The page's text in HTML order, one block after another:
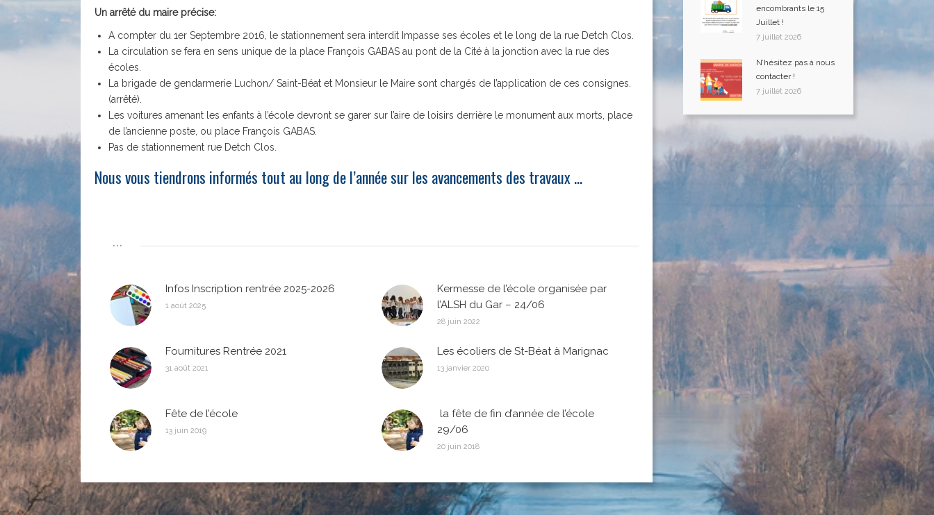
Un arrêté du maire précise:
A compter du 1er Septembre 2016, le stationnement sera interdit Impasse ses écoles et le long de la rue Detch Clos.
La circulation se fera en sens unique de la place François GABAS au pont de la Cité à la jonction avec la rue des
écoles.
La brigade de gendarmerie Luchon/ Saint-Béat et Monsieur le Maire sont chargés de l’application de ces consignes.
(arrêté).
Les voitures amenant les enfants à l’école devront se garer sur l’aire de loisirs derrière le monument aux morts, place
de l’ancienne poste, ou place François GABAS.
Pas de stationnement rue Detch Clos.
Nous vous tiendrons informés tout au long de l’année sur les avancements des travaux …
...
Infos Inscription rentrée 2025-2026
1 août 2025
Kermesse de l’école organisée par
l’ALSH du Gar – 24/06
28 juin 2022
Fournitures Rentrée 2021
31 août 2021
Les écoliers de St-Béat à Marignac
13 janvier 2020
Fête de l’école
13 juin 2019
la fête de fin d’année de l’école
29/06
20 juin 2018
encombrants le 15
Juillet !
7 juillet 2026
N’hésitez pas à nous
contacter !
7 juillet 2026